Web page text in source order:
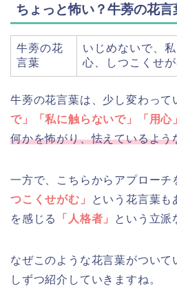
ちょっと怖い？牛蒡の花言
牛蒡の花
言葉
いじめないで、
心、しつこくせ
牛蒡の花言葉は、少し変わって
で」「私に触らないで」「用心
何かを怖がり、怯えているよう
一方で、こちらからアプローチ
つこくせがむ」
という花言葉も
を感じる
「人格者」 という立派
なぜこのような花言葉がついて
しずつ紹介していきますね。